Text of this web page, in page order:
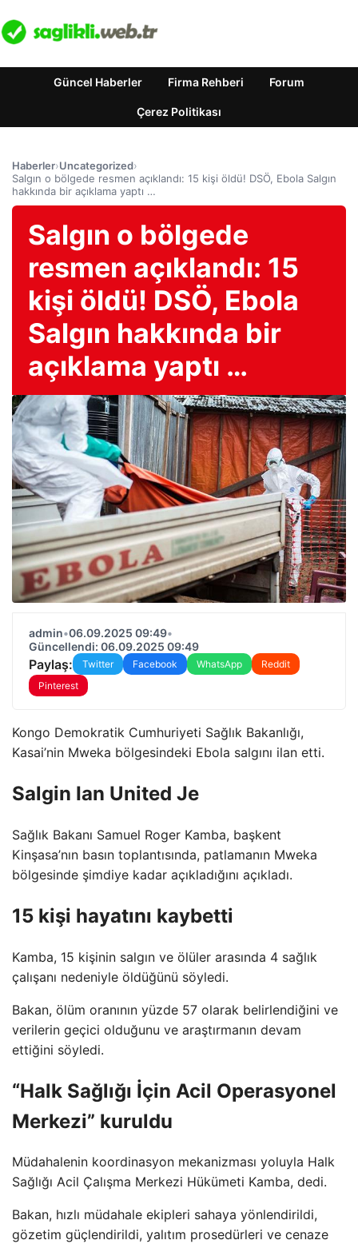
Güncel Haberler Firma Rehberi Forum
Çerez Politikası
Haberler›Uncategorized›
Salgın o bölgede resmen açıklandı: 15 kişi öldü! DSÖ, Ebola Salgın
hakkında bir açıklama yaptı …
Salgın o bölgede
resmen açıklandı: 15
kişi öldü! DSÖ, Ebola
Salgın hakkında bir
açıklama yaptı …
admin•06.09.2025 09:49•
Güncellendi: 06.09.2025 09:49
Paylaş: Twitter Facebook WhatsApp
Reddit
Pinterest
Kongo Demokratik Cumhuriyeti Sağlık Bakanlığı,
Kasai’nin Mweka bölgesindeki Ebola salgını ilan etti.
Salgin Ian United Je
Sağlık Bakanı Samuel Roger Kamba, başkent
Kinşasa’nın basın toplantısında, patlamanın Mweka
bölgesinde şimdiye kadar açıkladığını açıkladı.
15 kişi hayatını kaybetti
Kamba, 15 kişinin salgın ve ölüler arasında 4 sağlık
çalışanı nedeniyle öldüğünü söyledi.
Bakan, ölüm oranının yüzde 57 olarak belirlendiğini ve
verilerin geçici olduğunu ve araştırmanın devam
ettiğini söyledi.
“Halk Sağlığı İçin Acil Operasyonel
Merkezi” kuruldu
Müdahalenin koordinasyon mekanizması yoluyla Halk
Sağlığı Acil Çalışma Merkezi Hükümeti Kamba, dedi.
Bakan, hızlı müdahale ekipleri sahaya yönlendirildi,
gözetim güçlendirildi, yalıtım prosedürleri ve cenaze